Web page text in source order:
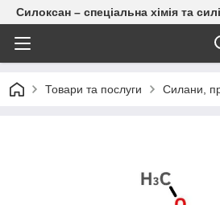
Силоксан – спеціальна хімія та
Товари та послуги Силани,